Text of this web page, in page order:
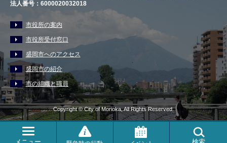
法人番号：6000020032018
市役所の案内
市役所受付窓口
盛岡市へのアクセス
盛岡市の紹介
市の組織と職員
Copyright © City of Morioka, All Rights Reserved.